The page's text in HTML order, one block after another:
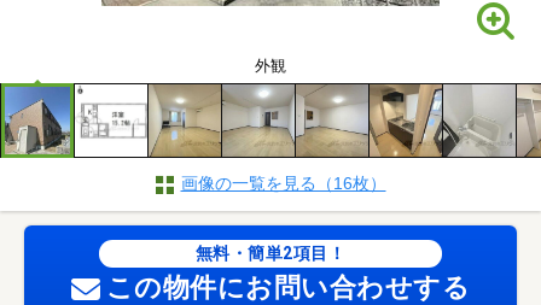
外観
画像の一覧を見る（16枚）
無料・簡単2項目！
この物件にお問い合わせする